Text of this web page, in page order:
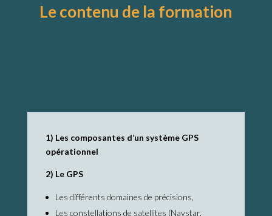
Le contenu de la formation
1) Les composantes d’un système GPS
opérationnel
2) Le GPS
Les différents domaines de précisions,
Les constellations de satellites (Navstar,